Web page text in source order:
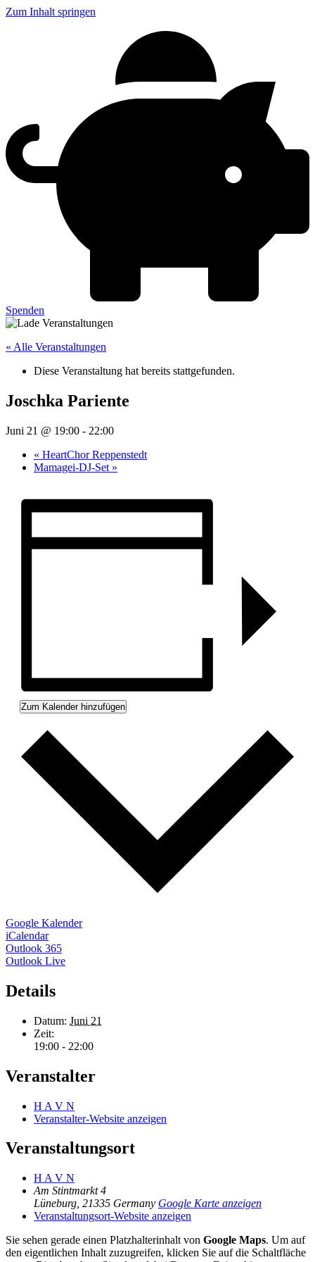
Zum Inhalt springen
Spenden
« Alle Veranstaltungen
Diese Veranstaltung hat bereits stattgefunden.
Joschka Pariente
Juni 21 @ 19:00 - 22:00
« HeartChor Reppenstedt
Mamagei-DJ-Set »
Zum Kalender hinzufügen
Google Kalender
iCalendar
Outlook 365
Outlook Live
Details
Datum: Juni 21
Zeit:
19:00 - 22:00
Veranstalter
H A V N
Veranstalter-Website anzeigen
Veranstaltungsort
H A V N
Am Stintmarkt 4
Lüneburg 21335 Germany Google Karte anzeigen
Veranstaltungsort-Website anzeigen
Sie sehen gerade einen Platzhalterinhalt von Google Maps. Um auf
den eigentlichen Inhalt zuzugreifen, klicken Sie auf die Schaltfläche